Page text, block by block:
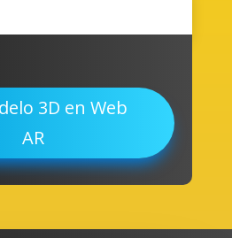
3D en Web
AR